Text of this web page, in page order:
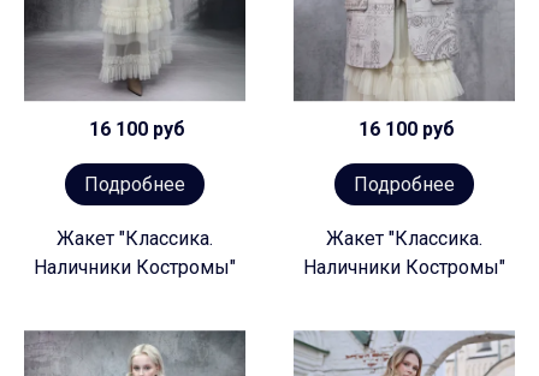
16 100 руб
Подробнее
Жакет "Классика.
Наличники Костромы"
16 100 руб
Подробнее
Жакет "Классика.
Наличники Костромы"